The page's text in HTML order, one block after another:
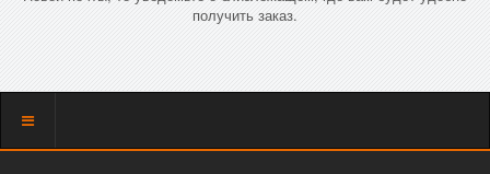
получить заказ.
Показать